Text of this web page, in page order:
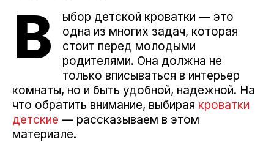
В
ыбор детской кроватки — это
одна из многих задач, которая
стоит перед молодыми
родителями. Она должна не
только вписываться в интерьер
комнаты, но и быть удобной, надежной. На
что обратить внимание, выбирая кроватки
детские — рассказываем в этом
материале.